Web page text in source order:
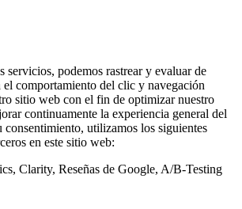
servicios, podemos rastrear y evaluar de
el comportamiento del clic y navegación
sitio web con el fin de optimizar nuestro
continuamente la experiencia general del
consentimiento, utilizamos los siguientes
en este sitio web:
Clarity, Reseñas de Google, A/B-Testing